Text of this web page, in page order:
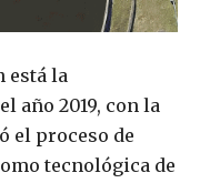
está la
año 2019, con la
el proceso de
tecnológica de